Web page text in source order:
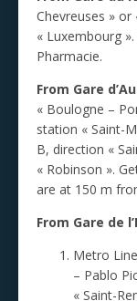
Chevreuses »
« Luxembourg
Pharmacie.
From Gare
« Boulogne –
station « Saint-
B, direction «
« Robinson ».
are at 150 m
From Gare de
Metro
– Pablo
« Saint-